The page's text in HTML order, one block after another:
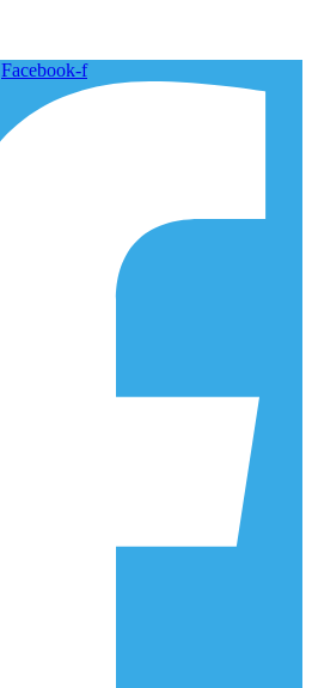
Facebook-f